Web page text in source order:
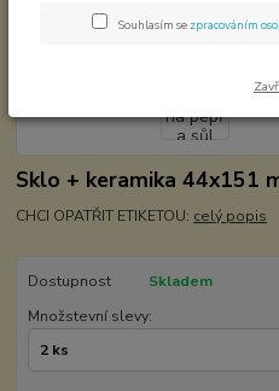
Sklo + keramika 44x151
CHCI OPATŘIT ETIKETOU: celý popis
Dostupnost
Skladem
Množstevní slevy:
Souhlasím se zpracováním